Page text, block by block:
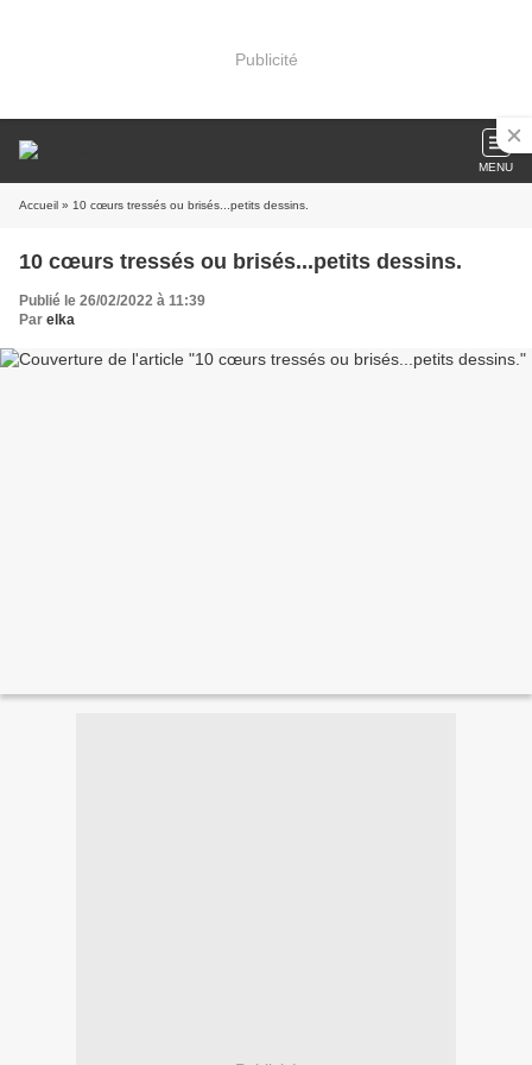
Publicité
MENU
Accueil » 10 cœurs tressés ou brisés...petits dessins.
10 cœurs tressés ou brisés...petits dessins.
Publié le 26/02/2022 à 11:39
Par elka